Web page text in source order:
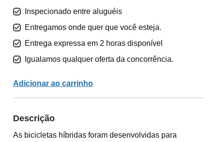
Inspecionado entre aluguéis
Entregamos onde quer que você esteja.
Entrega expressa em 2 horas disponível
Igualamos qualquer oferta da concorrência.
Adicionar ao carrinho
Descrição
As bicicletas híbridas foram desenvolvidas para